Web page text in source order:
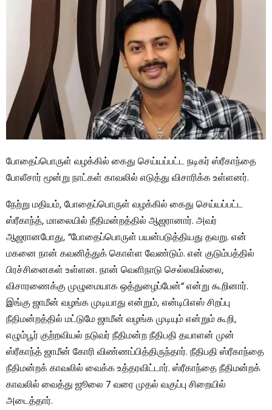
போதைப்பொருள் வழக்கில் கைது செய்யப்பட்ட நடிகர் ஸ்ரீகாந்தை
போலீசார் மூன்று நாட்கள் காவலில் எடுத்து விசாரிக்க உள்ளனர்.
நேற்று மதியம், போதைப்பொருள் வழக்கில் கைது செய்யப்பட்ட
ஸ்ரீகாந்த், மாலையில் நீதிமன்றத்தில் ஆஜரானார். அவர்
ஆஜரானபோது, ​​”போதைப்பொருள் பயன்படுத்தியது தவறு. என்
மகனை நான் கவனித்துக் கொள்ள வேண்டும். என் குடும்பத்தில்
பிரச்சினைகள் உள்ளன. நான் வெளிநாடு செல்லவில்லை,
விசாரணைக்கு முழுமையாக ஒத்துழைப்பேன்” என்று கூறினார்.
இங்கு ஜாமீன் வழங்க முடியாது என்றும், என்டிபிஎஸ் சிறப்பு
நீதிமன்றத்தில் மட்டுமே ஜாமீன் வழங்க முடியும் என்றும் கூறி,
எழும்பூர் குற்றவியல் நடுவர் நீதிமன்ற நீதிபதி தயாளன் முன்
ஸ்ரீகாந்த் ஜாமீன் கோரி விண்ணப்பித்திருந்தார். நீதிபதி ஸ்ரீகாந்தை
நீதிமன்றக் காவலில் வைக்க உத்தரவிட்டார். ஸ்ரீகாந்தை நீதிமன்றக்
காவலில் வைத்து ஜூலை 7 வரை முதல் வகுப்பு சிறையில்
அடைத்தார்.